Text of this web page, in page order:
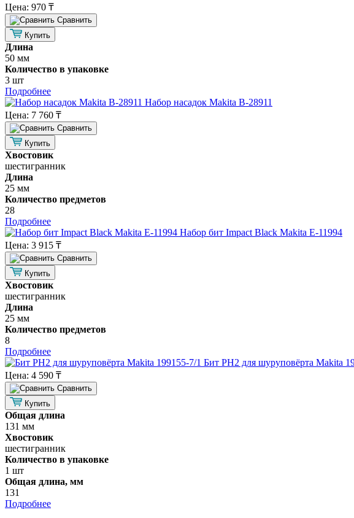
Цена: 970 ₸
Cравнить
Купить
Длина
50 мм
Количество в упаковке
3 шт
Подробнее
Набор насадок Makita B-28911
Цена: 7 760 ₸
Cравнить
Купить
Хвостовик
шестигранник
Длина
25 мм
Количество предметов
28
Подробнее
Набор бит Impact Black Makita E-11994
Цена: 3 915 ₸
Cравнить
Купить
Хвостовик
шестигранник
Длина
25 мм
Количество предметов
8
Подробнее
Бит PH2 для шуруповёрта Makita
Цена: 4 590 ₸
Cравнить
Купить
Общая длина
131 мм
Хвостовик
шестигранник
Количество в упаковке
1 шт
Общая длина, мм
131
Подробнее